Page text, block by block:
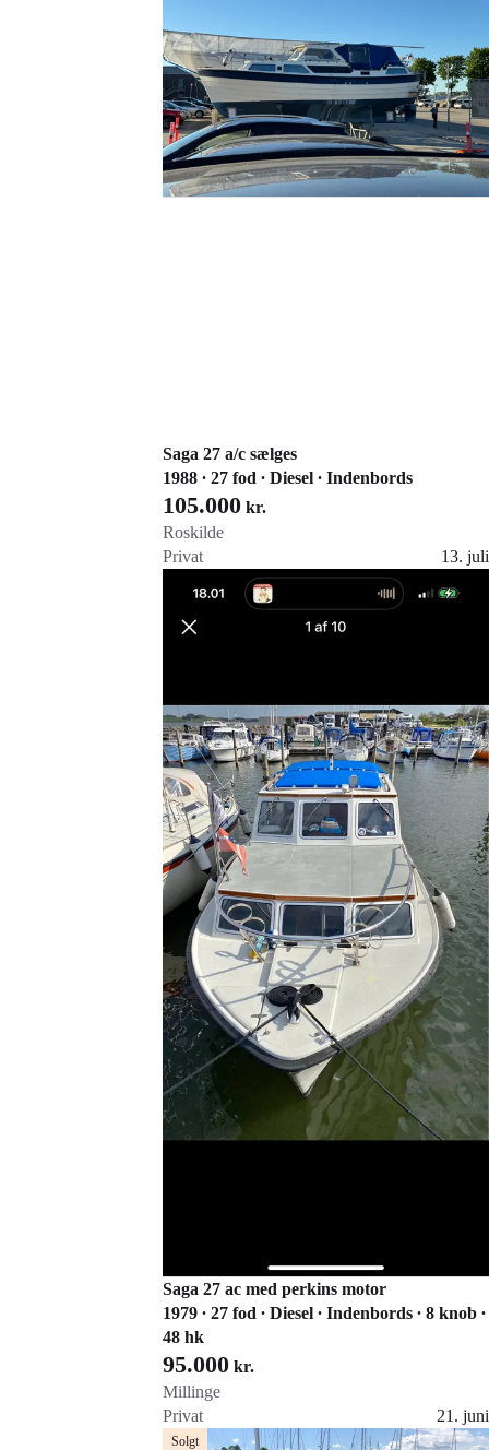
Saga 27 a/c sælges
1988 ∙ 27 fod ∙ Diesel ∙ Indenbords
105.000 kr.
Roskilde
Privat
13. juli
Føj til favoritter
Gå til annoncen
Saga 27 ac med perkins motor
1979 ∙ 27 fod ∙ Diesel ∙ Indenbords ∙ 8 knob ∙
48 hk
95.000 kr.
Millinge
Privat
21. juni
Gå til annoncen
Solgt